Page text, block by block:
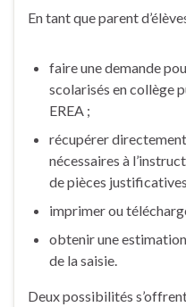
En tant que parent
faire une demande
scolarisés en collège
EREA ;
récupérer
nécessaires à
de pièces
imprimer ou
obtenir une
de la saisie.
Deux possibilités